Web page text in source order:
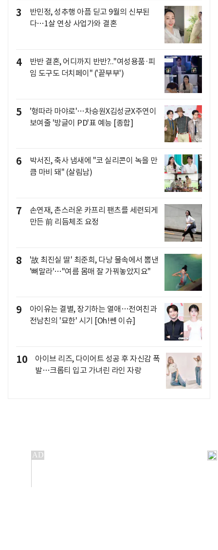
3
반민정, 성추행 아픔 딛고 9월의 신부된
다…1살 연상 사업가와 결혼
4
반반 결혼, 어디까지 반반?.."여성용품·피
임 도구도 더치페이" ('끝부부')
5
'형따라 마야로'…차승원X김성균X주연이
보여줄 '방글이 PD'표 예능 [종합]
6
박서진, 축사 냄새에 "코 실리콘이 녹을 만
큼 마비 돼" (살림남)
7
손연재, 촌스러운 카프리 팬츠를 세련되게
만든 前 리듬체조 요정
8
'故 최진실 딸' 최준희, 다낭 물속에서 뽐낸
'뼈말라'…"여름 몸매 잘 가꿔놓았지요"
9
아이유는 결별, 장기하는 열애…전여친과
전남친의 '묘한' 시기 [Oh!쎈 이슈]
10
아이브 리즈, 다이어트 성공 후 자신감 폭
발…크롭티 입고 가녀린 라인 자랑